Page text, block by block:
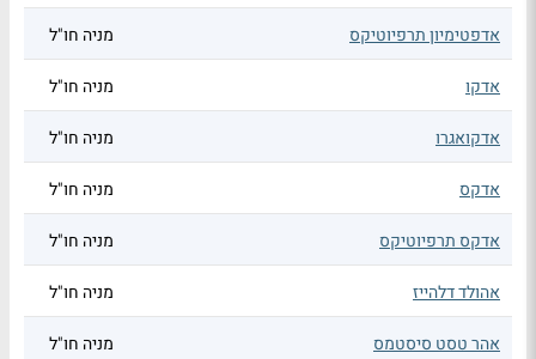
אדפטימיון תרפיוטיקס
מניה חו"ל
אדקו מניה חו"ל
אדקואגרו מניה חו"ל
אדקס מניה חו"ל
אדקס תרפיוטיקס מניה חו"ל
אהולד דלהייז מניה חו"ל
אהר טסט סיסטמס מניה חו"ל